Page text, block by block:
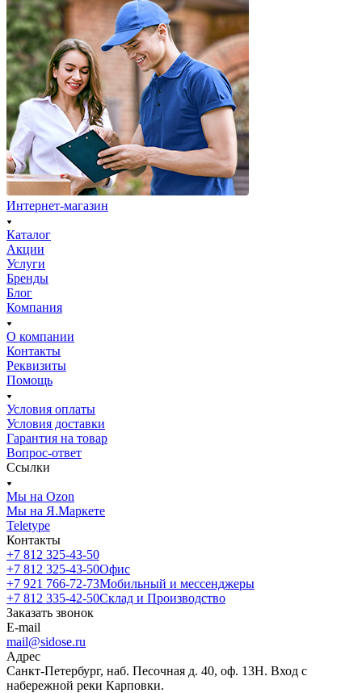
Интернет-магазин
Каталог
Акции
Услуги
Бренды
Блог
Компания
О компании
Контакты
Реквизиты
Помощь
Условия оплаты
Условия доставки
Гарантия на товар
Вопрос-ответ
Ссылки
Мы на Ozon
Мы на Я.Маркете
Teletype
Контакты
+7 812 325-43-50
+7 812 325-43-50Офис
+7 921 766-72-73Мобильный и мессенджеры
+7 812 335-42-50Склад и Производство
Заказать звонок
E-mail
mail@sidose.ru
Адрес
Санкт-Петербург, наб. Песочная д. 40, оф. 13Н. Вход с
набережной реки Карповки.